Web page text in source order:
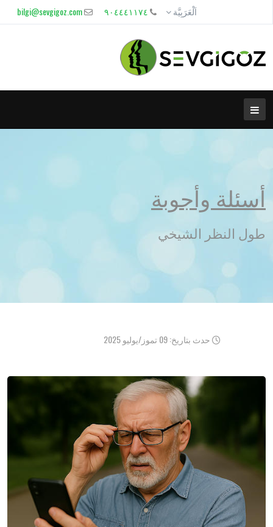
٩٠٤٤٤١١٧٤ bilgi@sevgigoz.com اَلْعَرَبِيَّة
أسئلة وأجوبة
طول النظر الشيخي
حدث بتاريخ: 09 تموز/يوليو 2025